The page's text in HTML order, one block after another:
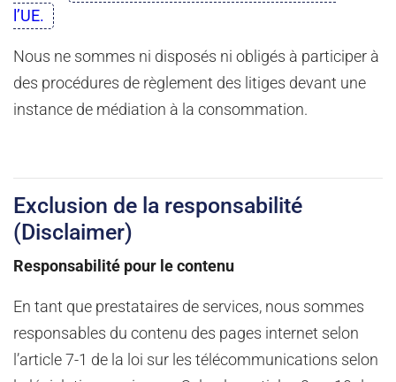
l’UE.
Nous ne sommes ni disposés ni obligés à participer à
des procédures de règlement des litiges devant une
instance de médiation à la consommation.
Exclusion de la responsabilité
(Disclaimer)
Responsabilité pour le contenu
En tant que prestataires de services, nous sommes
responsables du contenu des pages internet selon
l’article 7-1 de la loi sur les télécommunications selon